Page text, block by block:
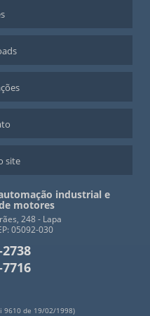
site
industrial e
motores
248 - Lapa
05092-030
9610 de 19/02/1998)